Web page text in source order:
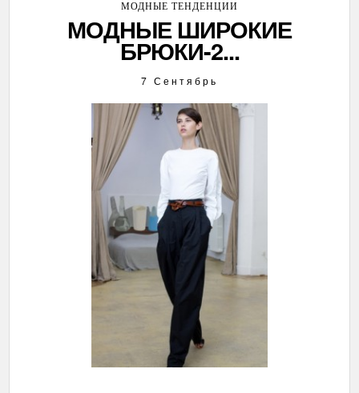
МОДНЫЕ ТЕНДЕНЦИИ
МОДНЫЕ ШИРОКИЕ
БРЮКИ-2...
7 Сентябрь